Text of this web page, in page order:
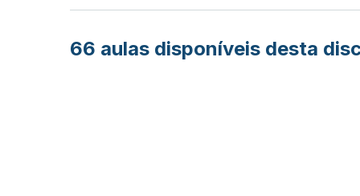
66 aulas disponíveis desta